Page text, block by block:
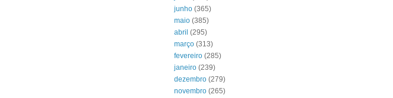
junho (365)
maio (385)
abril (295)
março (313)
fevereiro (285)
janeiro (239)
dezembro (279)
novembro (265)